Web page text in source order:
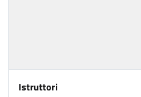
Istruttori